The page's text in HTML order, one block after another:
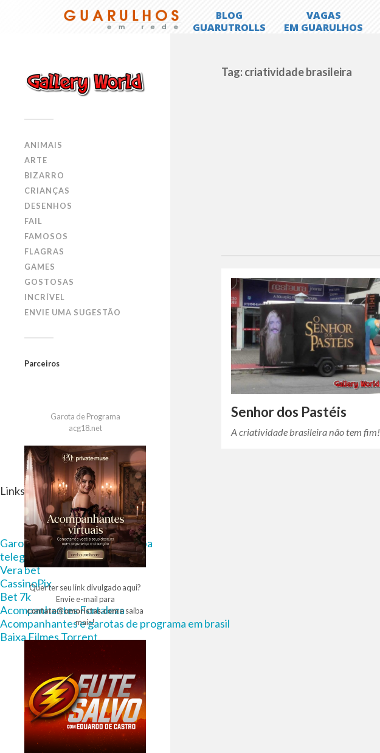
ANIMAIS
ARTE
BIZARRO
CRIANÇAS
DESENHOS
FAIL
FAMOSOS
FLAGRAS
GAMES
GOSTOSAS
INCRÍVEL
ENVIE UMA SUGESTÃO
Parceiros
Garota de Programa
acg18.net
Quer ter seu link divulgado aqui?
Envie e-mail para
contato@omoristas.come saiba
mais!
Tag: criatividade brasileira
Senhor dos Pastéis
A criatividade brasileira não tem fim!
Links Parceiros
Garota de Programa em Curitiba
telegram 18
Vera bet
CassinoPix
Bet 7k
Acompanhantes Fortaleza
Acompanhantes e garotas de programa em brasil
Baixa Filmes Torrent